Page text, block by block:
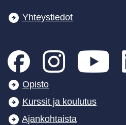
Yhteystiedot
Opisto
Kurssit ja koulutus
Ajankohtaista